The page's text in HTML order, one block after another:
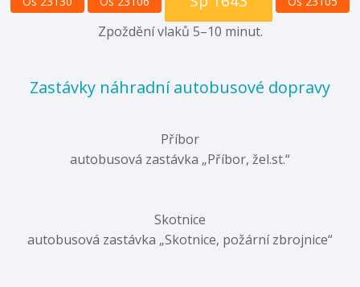
Zpoždění vlaků 5–10 minut.
Zastávky náhradní autobusové dopravy
Příbor
autobusová zastávka „Příbor, žel.st.“
Skotnice
autobusová zastávka „Skotnice, požární zbrojnice“